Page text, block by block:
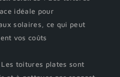
idéale pour
solaires, ce qui peut
vos coûts
Les toitures plates sont